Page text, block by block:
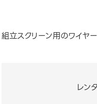
組立スクリーン用のワイヤー
レン